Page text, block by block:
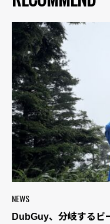
NEWS
DubGuy、分岐するビ